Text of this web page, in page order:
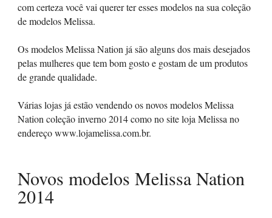
com certeza você vai querer ter esses modelos na sua coleção
de modelos Melissa.
Os modelos Melissa Nation já são alguns dos mais desejados
pelas mulheres que tem bom gosto e gostam de um produtos
de grande qualidade.
Várias lojas já estão vendendo os novos modelos Melissa
Nation coleção inverno 2014 como no site loja Melissa no
endereço www.lojamelissa.com.br.
Novos modelos Melissa Nation
2014